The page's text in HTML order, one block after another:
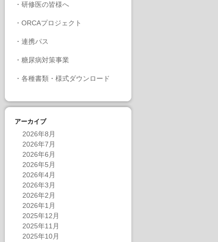
・ 研修医の皆様へ
・ ORCAプロジェクト
・ 連携パス
・ 糖尿病対策事業
・ 各種書類・様式ダウンロード
アーカイブ
2026年8月
2026年7月
2026年6月
2026年5月
2026年4月
2026年3月
2026年2月
2026年1月
2025年12月
2025年11月
2025年10月